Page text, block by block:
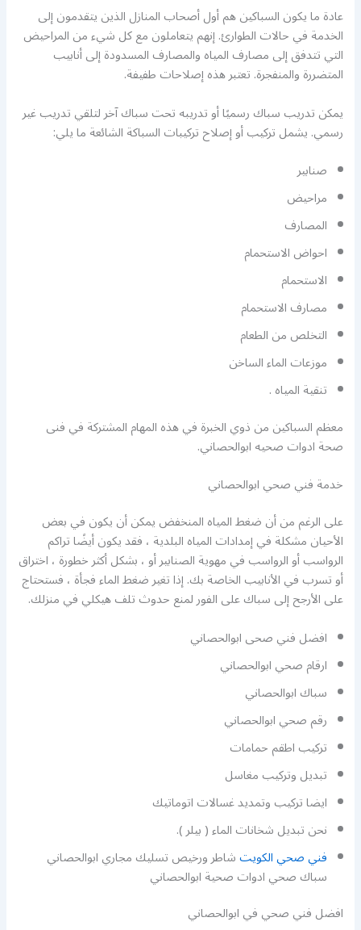
عادة ما يكون السباكين هم أول أصحاب المنازل الذين يتقدمون إلى
الخدمة في حالات الطوارئ. إنهم يتعاملون مع كل شيء من المراحيض
التي تتدفق إلى مصارف المياه والمصارف المسدودة إلى أنابيب
المتضررة والمنفجرة. تعتبر هذه إصلاحات طفيفة.
يمكن تدريب سباك رسميًا أو تدريبه تحت سباك آخر لتلقي تدريب غير
رسمي. يشمل تركيب أو إصلاح تركيبات السباكة الشائعة ما يلي:
صنابير
مراحيض
المصارف
احواض الاستحمام
الاستحمام
مصارف الاستحمام
التخلص من الطعام
موزعات الماء الساخن
تنقية المياه .
معظم السباكين من ذوي الخبرة في هذه المهام المشتركة في فنى
صحة ادوات صحيه ابوالحصاني.
خدمة فني صحي ابوالحصاني
على الرغم من أن ضغط المياه المنخفض يمكن أن يكون في بعض
الأحيان مشكلة في إمدادات المياه البلدية ، فقد يكون أيضًا تراكم
الرواسب أو الرواسب في مهوية الصنابير أو ، بشكل أكثر خطورة ، اختراق
أو تسرب في الأنابيب الخاصة بك. إذا تغير ضغط الماء فجأة ، فستحتاج
على الأرجح إلى سباك على الفور لمنع حدوث تلف هيكلي في منزلك.
افضل فني صحى ابوالحصاني
ارقام صحي ابوالحصاني
سباك ابوالحصاني
رقم صحي ابوالحصاني
تركيب اطقم حمامات
تبديل وتركيب مغاسل
ايضا تركيب وتمديد غسالات اتوماتيك
نحن تبديل شخانات الماء ( بيلر ).
فني صحي الكويتشاطر ورخيص تسليك مجاري ابوالحصاني
سباك صحي ادوات صحية ابوالحصاني
افضل فني صحي في ابوالحصاني